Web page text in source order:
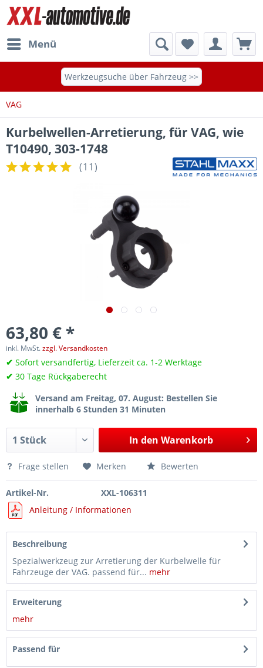
Menü
Werkzeugsuche über Fahrzeug >>
VAG
Kurbelwellen-Arretierung, für VAG, wie
T10490, 303-1748
(11)
63,80 € *
inkl. MwSt.zzgl. Versandkosten
✔ Sofort versandfertig, Lieferzeit ca. 1-2 Werktage
✔ 30 Tage Rückgaberecht
Versand am Freitag, 07. August: Bestellen Sie
innerhalb 6 Stunden 31 Minuten
In den Warenkorb
Frage stellen Merken Bewerten
Artikel-Nr.
XXL-106311
Anleitung / Informationen
Beschreibung
Spezialwerkzeug zur Arretierung der Kurbelwelle für
Fahrzeuge der VAG. passend für... mehr
Erweiterung
mehr
Passend für